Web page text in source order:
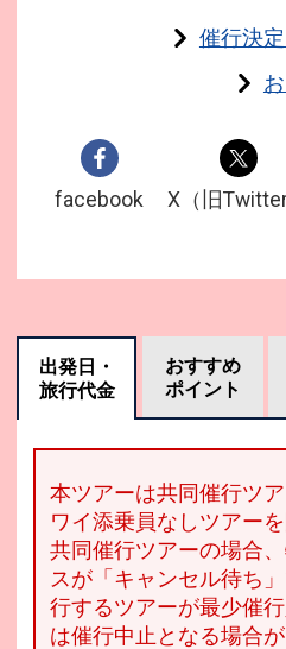
催行決
facebook X（旧Twitter
出発日・
旅行代金
おすすめ
ポイント
本ツアーは共同催行ツ
ワイ添乗員なしツアーを
共同催行ツアーの場合
スが「キャンセル待ち
行するツアーが最少催
は催行中止となる場合が